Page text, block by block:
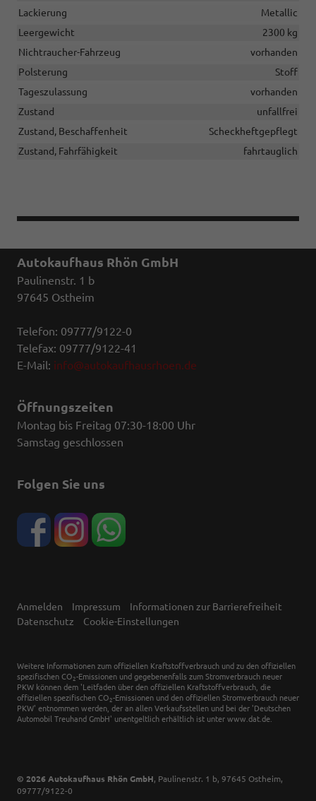
Lackierung
Metallic
Leergewicht
2300 kg
Nichtraucher-Fahrzeug
vorhanden
Polsterung
Stoff
Tageszulassung
vorhanden
Zustand
unfallfrei
Zustand, Beschaffenheit
Scheckheftgepflegt
Zustand, Fahrfähigkeit
fahrtauglich
Autokaufhaus Rhön GmbH
Paulinenstr. 1 b
97645 Ostheim
Telefon: 09777/9122-0
Telefax: 09777/9122-41
E-Mail: info@autokaufhausrhoen.de
Öffnungszeiten
Montag bis Freitag 07:30-18:00 Uhr
Samstag geschlossen
Folgen Sie uns
Anmelden Impressum
Informationen zur Barrierefreiheit
Datenschutz
Cookie-Einstellungen
Weitere Informationen zum offiziellen Kraftstoffverbrauch und zu den offiziellen
spezifischen CO 2-Emissionen und gegebenenfalls zum Stromverbrauch neuer
PKW können dem 'Leitfaden über den offiziellen Kraftstoffverbrauch, die
offiziellen spezifischen CO 2-Emissionen und den offiziellen Stromverbrauch neuer
PKW' entnommen werden, der an allen Verkaufsstellen und bei der 'Deutschen
Automobil Treuhand GmbH' unentgeltlich erhältlich ist unter www.dat.de.
© 2026 Autokaufhaus Rhön GmbH, Paulinenstr. 1 b, 97645 Ostheim,
09777/9122-0